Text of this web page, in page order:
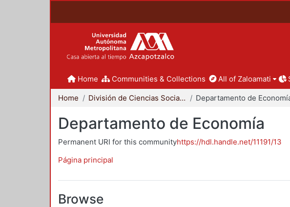
Home Communities & Collections All of Zaloamati
Home División de Ciencias Sociales y Humanidades Departamento de
Departamento de Economía
Permanent URI for this communityhttps://hdl.handle.net/11191/13
Página principal
Browse